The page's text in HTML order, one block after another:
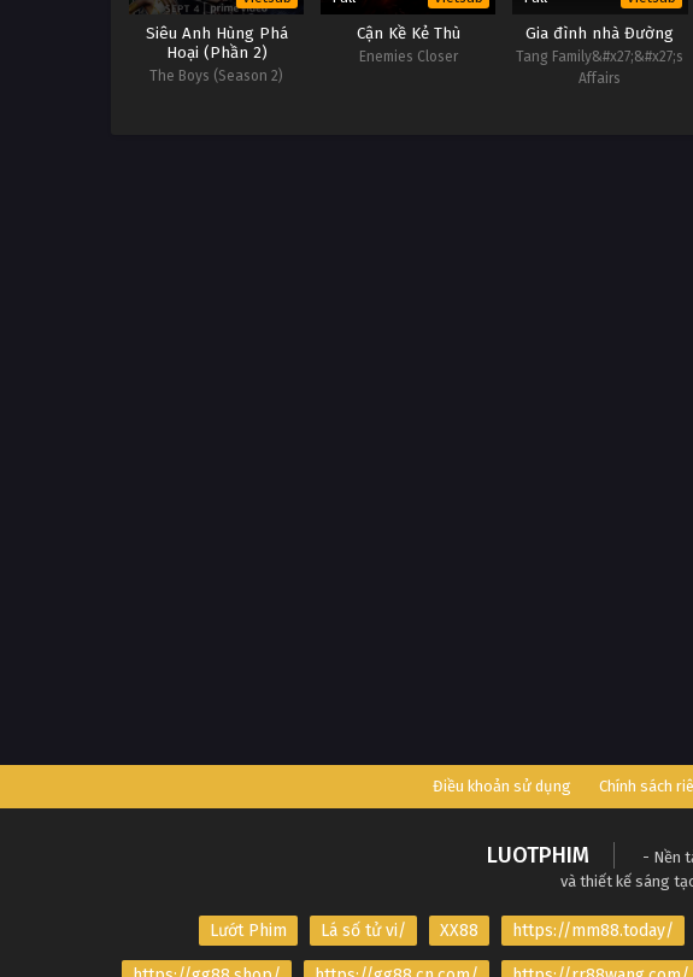
Siêu Anh Hùng Phá
Hoại (Phần 2)
The Boys (Season 2)
Cận Kề Kẻ Thù
Enemies Closer
Gia đình nhà Đường
Tang Family&#x27;&#x27;s
Affairs
Điều khoản sử dụng Chính sách
LUOTPHIM
- Nền
và thiết kế sáng
Lướt Phim Lá số tử vi/ XX88 https://mm88.today/